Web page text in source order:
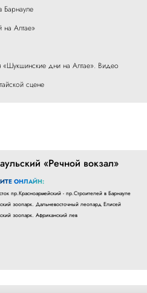
Барнауле
на Алтае»
«Шукшинские дни на Алтае». Видео
сцене
«Речной вокзал»
ОНЛАЙН:
пр.Красноармейский - пр.Строителей в Барнауле
зоопарк. Дальневосточный леопард Елисей
зоопарк. Африканский лев